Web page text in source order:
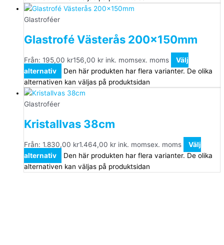
Glastroféer
Glastrofé Västerås 200x150mm
Från: 195,00 kr156,00 kr ink. momsex. moms
Välj
alternativ
Den här produkten har flera varianter. De olika
alternativen kan väljas på produktsidan
Glastroféer
Kristallvas 38cm
Från: 1.830,00 kr1.464,00 kr ink. momsex. moms
Välj
alternativ
Den här produkten har flera varianter. De olika
alternativen kan väljas på produktsidan